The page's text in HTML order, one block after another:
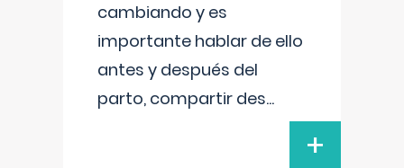
cambiando y es
importante hablar de ello
antes y después del
parto, compartir des...
+